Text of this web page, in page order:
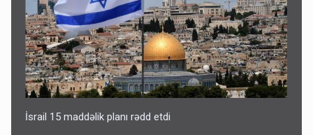
İsrail 15 maddəlik planı rədd etdi